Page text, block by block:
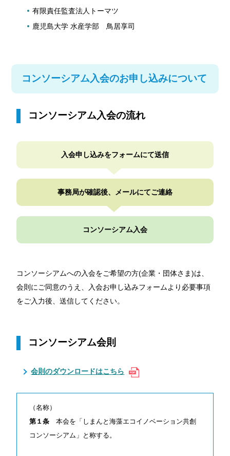
有限責任監査法人トーマツ
鹿児島大学 水産学部 鳥居享司
コンソーシアム入会のお申し込みについて
コンソーシアム入会の流れ
入会申し込みをフォームにて送信
事務局が確認後、 メールにてご連絡
コンソーシアム入会
コンソーシアムへの入会をご希望の方(企業・団体さま)は、
会則にご同意のうえ、入会お申し込みフォームより必要事項
をご入力後、送信してください。
コンソーシアム会則
会則のダウンロードはこちら
（名称）
第１条 本会を「しまんと海藻エコイノベーション共創
コンソーシアム」と称する。